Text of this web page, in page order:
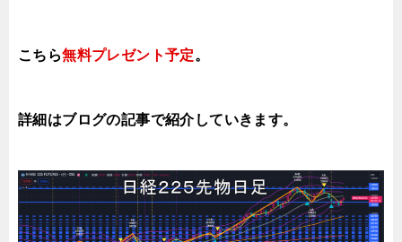
こちら無料プレゼント予定。
詳細はブログの記事で紹介していき ます。